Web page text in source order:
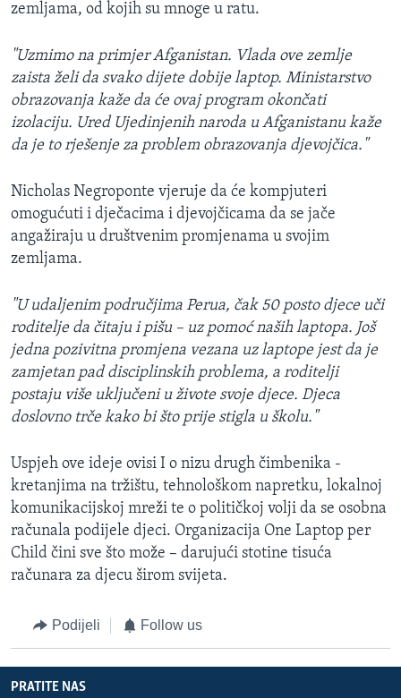
zemljama, od kojih su mnoge u ratu.
"Uzmimo na primjer Afganistan. Vlada ove zemlje
zaista želi da svako dijete dobije laptop. Ministarstvo
obrazovanja kaže da će ovaj program okončati
izolaciju. Ured Ujedinjenih naroda u Afganistanu kaže
da je to rješenje za problem obrazovanja djevojčica."
Nicholas Negroponte vjeruje da će kompjuteri
omogućuti i dječacima i djevojčicama da se jače
angažiraju u društvenim promjenama u svojim
zemljama.
"U udaljenim područjima Perua, čak 50 posto djece uči
roditelje da čitaju i pišu – uz pomoć naših laptopa. Još
jedna pozivitna promjena vezana uz laptope jest da je
zamjetan pad disciplinskih problema, a roditelji
postaju više uključeni u živote svoje djece. Djeca
doslovno trče kako bi što prije stigla u školu."
Uspjeh ove ideje ovisi I o nizu drugh čimbenika -
kretanjima na tržištu, tehnološkom napretku, lokalnoj
komunikacijskoj mreži te o političkoj volji da se osobna
računala podijele djeci. Organizacija One Laptop per
Child čini sve što može – darujući stotine tisuća
računara za djecu širom svijeta.
Podijeli Follow us
PRATITE NAS